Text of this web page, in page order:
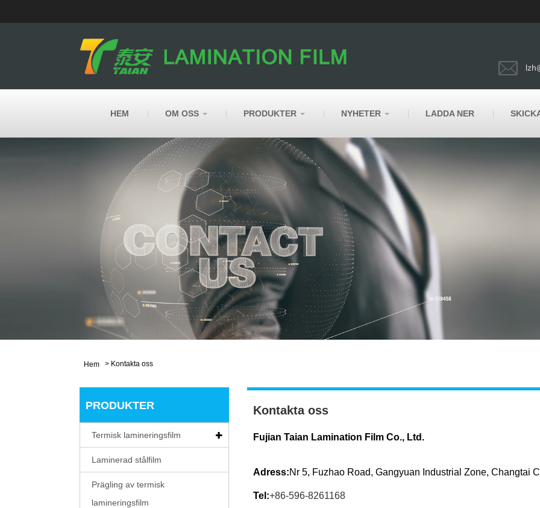
HEM OM OSS PRODUKTER NYHETER LADDA NER
Hem > Kontakta oss
PRODUKTER
Termisk lamineringsfilm
Laminerad stålfilm
Prägling av termisk
lamineringsfilm
Kontakta oss
Fujian Taian Lamination Film Co., Ltd.
Adress:Nr 5, Fuzhao Road, Gangyuan Industrial Zone, Changtai
Tel:+86-596-8261168